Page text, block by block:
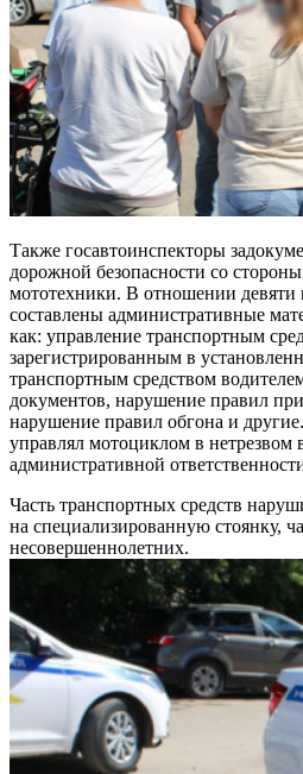
Также госавтоинспекторы
дорожной безопасности со
мототехники. В отношении девяти
составлены административные
как: управление транспортным
зарегистрированным в
транспортным средством
документов, нарушение правил
нарушение правил обгона и
управлял мотоциклом в нетрезвом
административной
Часть транспортных средств
на специализированную стоянку,
несовершеннолетних.